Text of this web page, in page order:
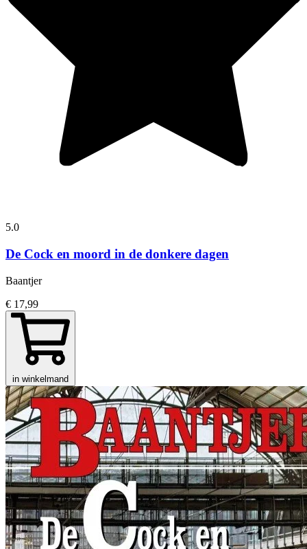
5.0
De Cock en moord in de donkere dagen
Baantjer
€ 17,99
in winkelmand